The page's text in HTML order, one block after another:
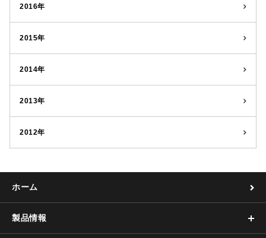
2016年
2015年
2014年
2013年
2012年
ホーム
製品情報